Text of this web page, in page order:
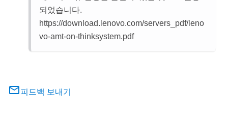
되었습니다.
https://download.lenovo.com/servers_pdf/leno
vo-amt-on-thinksystem.pdf
피드백 보내기